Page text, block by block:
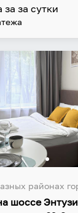
за за сутки
районах
шоссе